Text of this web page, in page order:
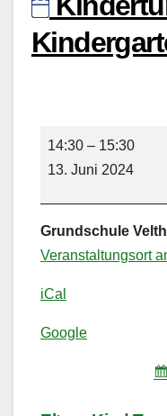
Kinderturnen
14:30 – 15:30
13. Juni 2024
Grundschule
Veranstaltungsort
iCal
Google